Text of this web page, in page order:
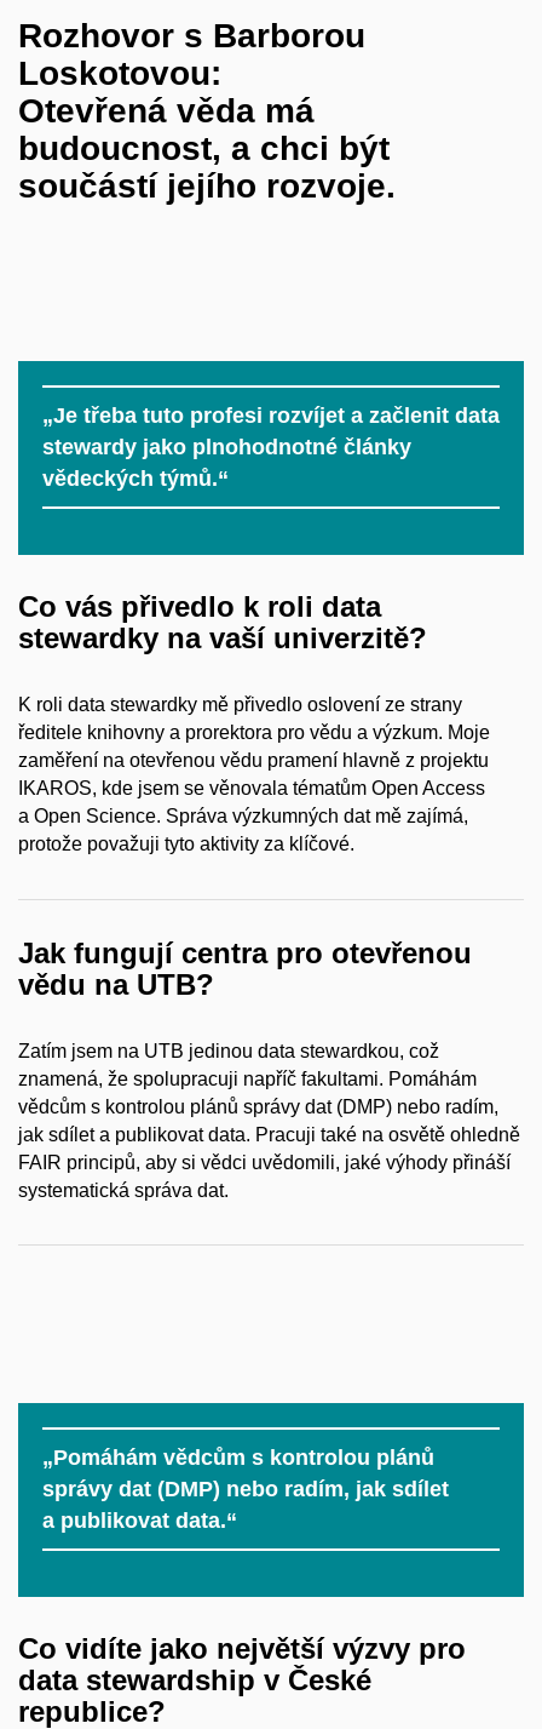
Rozhovor s Barborou
Loskotovou:
Otevřená věda má
budoucnost, a chci být
součástí jejího rozvoje.
„Je třeba tuto profesi rozvíjet a začlenit data
stewardy jako plnohodnotné články
vědeckých týmů.“
Co vás přivedlo k roli data
stewardky na vaší univerzitě?
K roli data stewardky mě přivedlo oslovení ze strany
ředitele knihovny a prorektora pro vědu a výzkum. Moje
zaměření na otevřenou vědu pramení hlavně z projektu
IKAROS, kde jsem se věnovala tématům Open Access
a Open Science. Správa výzkumných dat mě zajímá,
protože považuji tyto aktivity za klíčové.
Jak fungují centra pro otevřenou
vědu na UTB?
Zatím jsem na UTB jedinou data stewardkou, což
znamená, že spolupracuji napříč fakultami. Pomáhám
vědcům s kontrolou plánů správy dat (DMP) nebo radím,
jak sdílet a publikovat data. Pracuji také na osvětě ohledně
FAIR principů, aby si vědci uvědomili, jaké výhody přináší
systematická správa dat.
„Pomáhám vědcům s kontrolou plánů
správy dat (DMP) nebo radím, jak sdílet
a publikovat data.“
Co vidíte jako největší výzvy pro
data stewardship v České
republice?